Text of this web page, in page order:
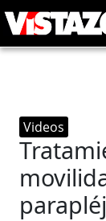
Videos